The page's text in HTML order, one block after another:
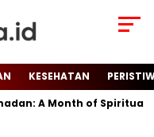
KESEHATAN
A Month of Spiritual